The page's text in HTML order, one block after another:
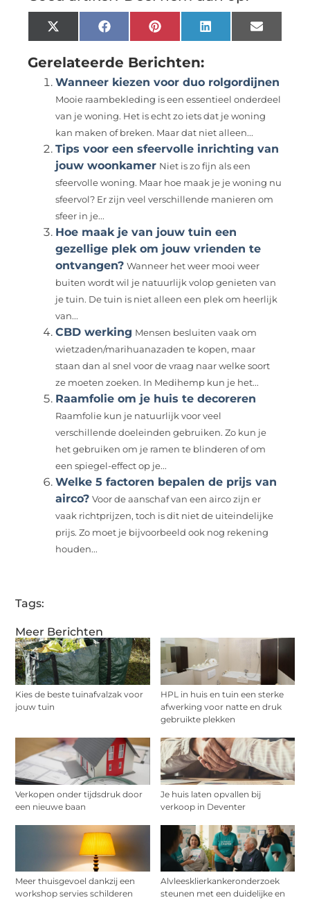
Meer Berichten
Kies de beste tuinafvalzak voor
jouw tuin
HPL in huis en tuin een sterke
afwerking voor natte en druk
gebruikte plekken
Verkopen onder tijdsdruk door
een nieuwe baan
Je huis laten opvallen bij
verkoop in Deventer
Meer thuisgevoel dankzij een
workshop servies schilderen
Alvleesklierkankeronderzoek
steunen met een duidelijke en
X
(Twitter)
FacebookPinterestLinkedInEmail
Gerelateerde Berichten:
Wanneer kiezen voor duo rolgordijnen
Mooie raambekleding is een essentieel onderdeel
van je woning. Het is echt zo iets dat je woning
kan maken of breken. Maar dat niet alleen...
Tips voor een sfeervolle inrichting van
jouw woonkamer Niet is zo fijn als een
sfeervolle woning. Maar hoe maak je je woning nu
sfeervol? Er zijn veel verschillende manieren om
sfeer in je...
Hoe maak je van jouw tuin een
gezellige plek om jouw vrienden te
ontvangen? Wanneer het weer mooi weer
buiten wordt wil je natuurlijk volop genieten van
je tuin. De tuin is niet alleen een plek om heerlijk
van...
CBD werking Mensen besluiten vaak om
wietzaden/marihuanazaden te kopen, maar
staan ​​dan al snel voor de vraag naar welke soort
ze moeten zoeken. In Medihemp kun je het...
Raamfolie om je huis te decoreren
Raamfolie kun je natuurlijk voor veel
verschillende doeleinden gebruiken. Zo kun je
het gebruiken om je ramen te blinderen of om
een spiegel-effect op je...
Welke 5 factoren bepalen de prijs van
airco? Voor de aanschaf van een airco zijn er
vaak richtprijzen, toch is dit niet de uiteindelijke
prijs. Zo moet je bijvoorbeeld ook nog rekening
houden...
Tags: